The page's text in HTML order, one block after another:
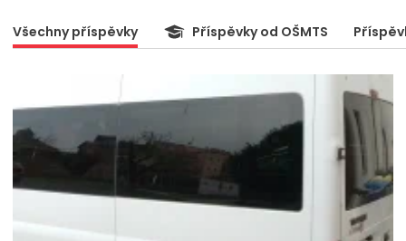
Všechny příspěvky Příspěvky od OŠMTS